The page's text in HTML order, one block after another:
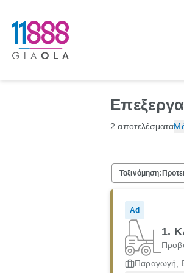
2 αποτελέσματα
Ταξινόμηση:
Ad
1.
Παραγωγή,